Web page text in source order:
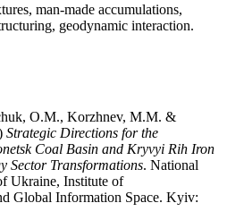
man-made accumulations,
geodynamic interaction.
O.M., Korzhnev, M.M. &
Strategic Directions for the
Coal Basin and Kryvyi Rih Iron
Sector Transformations. National
Ukraine, Institute of
Global Information Space. Kyiv: